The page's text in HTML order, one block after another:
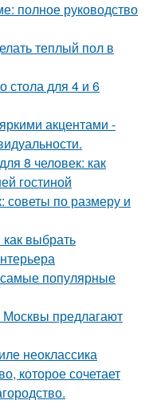
полное руководство
теплый пол в
стола для 4 и 6
акцентами -
8 человек: как
гостиной
советы по размеру и
выбрать
самые популярные
Москвы предлагают
неоклассика
которое сочетает